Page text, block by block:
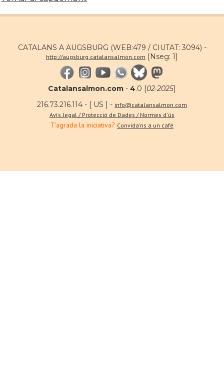
CATALANS A AUGSBURG (WEB:479 / CIUTAT: 3094) -
http://augsburg.catalansalmon.com [Nseg: 1]
Catalansalmon.com - 4.0 [02·2025]
216.73.216.114 - [ US ] - info@catalansalmon.com
Avís legal / Protecció de Dades / Normes d'ús
T'agrada la iniciativa? Convida'ns a un café